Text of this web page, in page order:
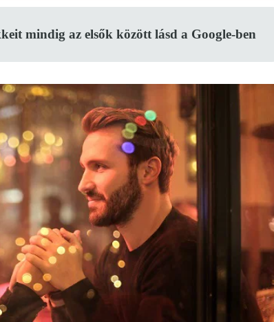
mindig az elsők között lásd a Google-ben